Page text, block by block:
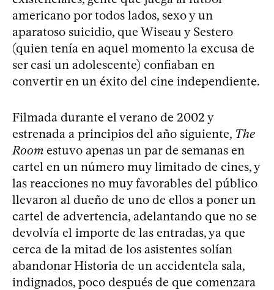
americano por todos lados, sexo y un
aparatoso suicidio, que Wiseau y Sestero
(quien tenía en aquel momento la excusa de
ser casi un adolescente) confiaban en
convertir en un éxito del cine independiente.
Filmada durante el verano de 2002 y
estrenada a principios del año siguiente, The
Room estuvo apenas un par de semanas en
cartel en un número muy limitado de cines, y
las reacciones no muy favorables del público
llevaron al dueño de uno de ellos a poner un
cartel de advertencia, adelantando que no se
devolvía el importe de las entradas, ya que
cerca de la mitad de los asistentes solían
abandonar Historia de un accidentela sala,
indignados, poco después de que comenzara